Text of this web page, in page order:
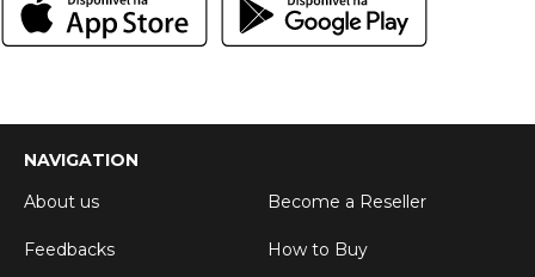
NAVIGATION
About us
Become a Reseller
Feedbacks How to Buy